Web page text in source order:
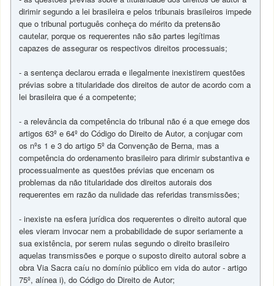
dirimir segundo a lei brasileira e pelos tribunais brasileiros impede
que o tribunal português conheça do mérito da pretensão
cautelar, porque os requerentes não são partes legítimas
capazes de assegurar os respectivos direitos processuais;
- a sentença declarou errada e ilegalmente inexistirem questões
prévias sobre a titularidade dos direitos de autor de acordo com a
lei brasileira que é a competente;
- a relevância da competência do tribunal não é a que emege dos
artigos 63º e 64º do Código do Direito de Autor, a conjugar com
os nºs 1 e 3 do artigo 5º da Convenção de Berna, mas a
competência do ordenamento brasileiro para dirimir substantiva e
processualmente as questões prévias que encenam os
problemas da não titularidade dos direitos autorais dos
requerentes em razão da nulidade das referidas transmissões;
- inexiste na esfera jurídica dos requerentes o direito autoral que
eles vieram invocar nem a probabilidade de supor seriamente a
sua existência, por serem nulas segundo o direito brasileiro
aquelas transmissões e porque o suposto direito autoral sobre a
obra Via Sacra caíu no domínio público em vida do autor - artigo
75º, alínea i), do Código do Direito de Autor;